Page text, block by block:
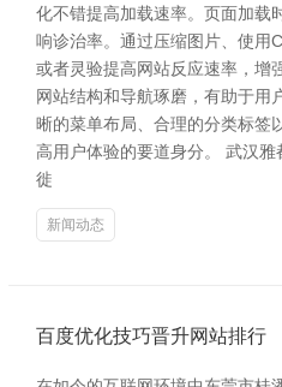
化不错提高加载速率。页面加载
响诊治率。通过压缩图片、使用
或者灵验提高网站反应速率，增
网站结构和导航琢磨，有助于用
晰的菜单布局、合理的分类标签
高用户体验的要道身分。 武汉
徙
新闻动态
百度优化技巧晋升网站排行